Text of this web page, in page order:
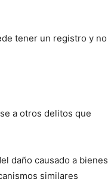
tener un registro y no
a otros delitos que
daño causado a bienes
similares